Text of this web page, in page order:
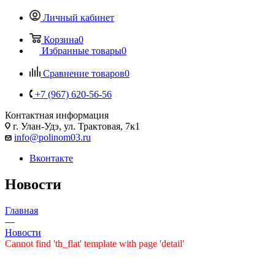
Личный кабинет
Корзина0
Избранные товары0
Сравнение товаров0
+7 (967) 620-56-56
Контактная информация
г. Улан-Удэ, ул. Трактовая, 7к1
info@polinom03.ru
Вконтакте
Новости
Главная
—
Новости
Cannot find 'th_flat' template with page 'detail'